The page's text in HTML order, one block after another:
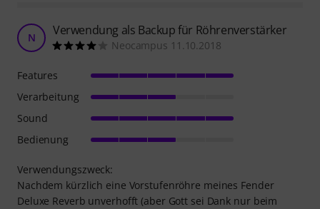
N Verwendung als Backup für Röhrenverstärker
Neocampus 11.10.2018
Verwendungszweck:
Nachdem kürzlich eine Vorstufenröhre meines Fender
Deluxe Reverb unverhofft (aber Gott sei Dank nur beim
Features
Verarbeitung
Sound
Bedienung